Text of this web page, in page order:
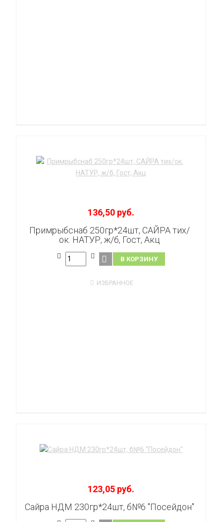
136,50 руб.
Примрыбснаб 250гр*24шт, САЙРА тих/
ок. НАТУР, ж/б, Гост, Акц
В КОРЗИНУ
ИЗБРАННОЕ
123,05 руб.
Сайра НДМ 230гр*24шт, б№6 "Посейдон"